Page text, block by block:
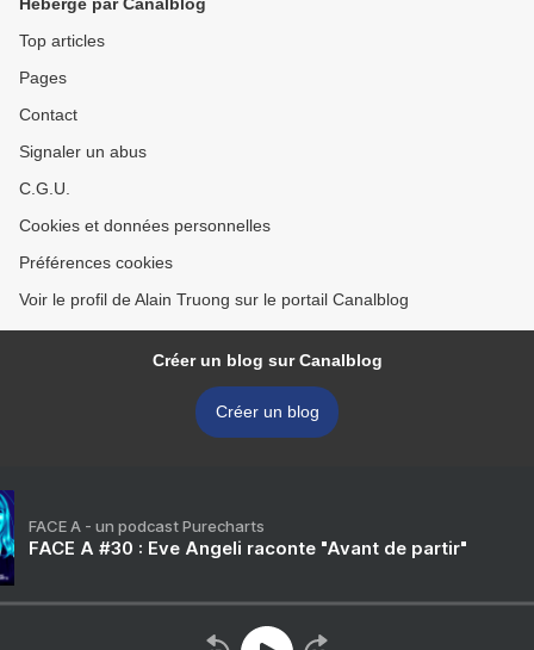
Top articles
Pages
Contact
Signaler un abus
C.G.U.
Cookies et données personnelles
Préférences cookies
Voir le profil de Alain Truong sur le portail Canalblog
Créer un blog sur Canalblog
Créer un blog
FACE A - un podcast Purecharts
FACE A #30 : Eve Angeli raconte "Avant de partir"